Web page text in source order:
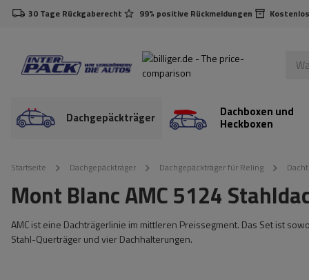
30 Tage Rückgaberecht 99% positive Rückmeldungen
Dachgepäckträger Dachboxen und
Heckboxen
Startseite Dachgepäckträger Dachgepäckträger für Reling
Mont Blanc AMC 5124
AMC ist eine Dachträgerlinie im mittleren Preissegment. Das Set ist
Stahl-Querträger und vier Dachhalterungen.